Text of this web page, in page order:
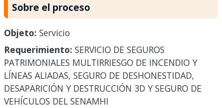
Sobre el proceso
Objeto: Servicio
Requerimiento: SERVICIO DE SEGUROS
PATRIMONIALES MULTIRRIESGO DE INCENDIO Y
LÍNEAS ALIADAS, SEGURO DE DESHONESTIDAD,
DESAPARICIÓN Y DESTRUCCIÓN 3D Y SEGURO DE
VEHÍCULOS DEL SENAMHI